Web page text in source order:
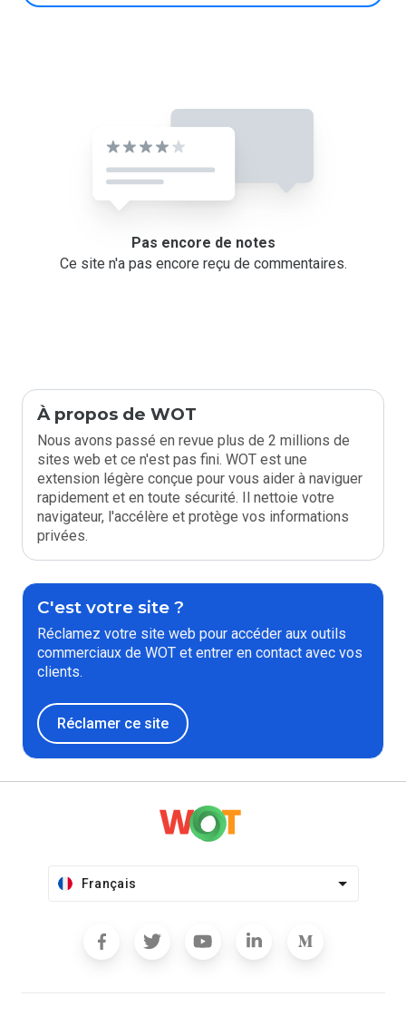
Pas encore de notes
Ce site n'a pas encore reçu de commentaires.
À propos de WOT
Nous avons passé en revue plus de 2 millions de
sites web et ce n'est pas fini. WOT est une
extension légère conçue pour vous aider à naviguer
rapidement et en toute sécurité. Il nettoie votre
navigateur, l'accélère et protège vos informations
privées.
C'est votre site ?
Réclamez votre site web pour accéder aux outils
commerciaux de WOT et entrer en contact avec vos
clients.
Réclamer ce site
Français